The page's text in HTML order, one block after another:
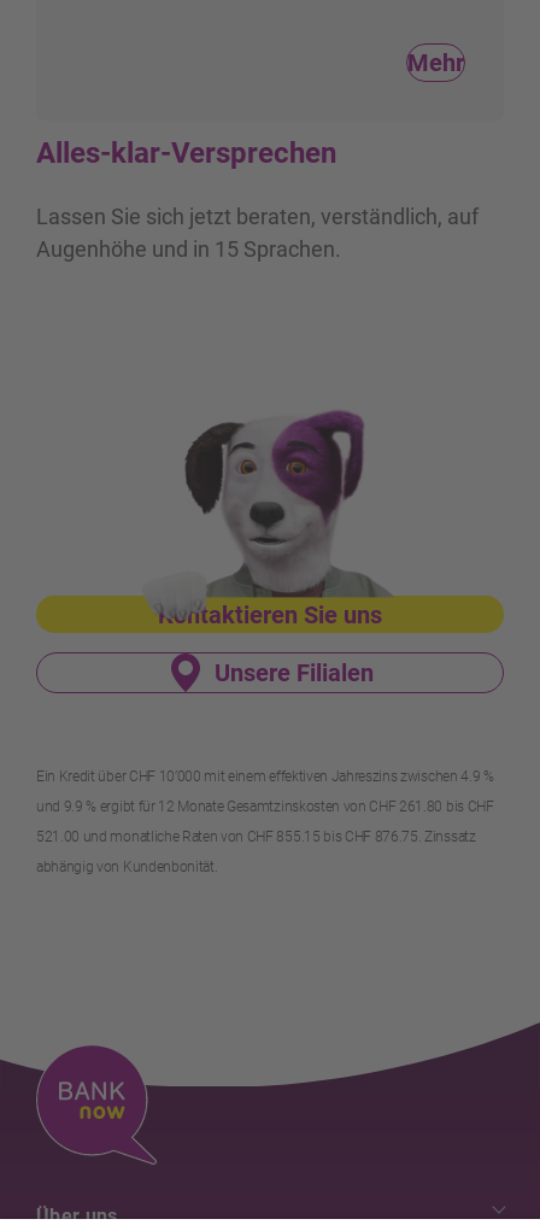
Mehr
Alles-klar-Versprechen
Lassen Sie sich jetzt beraten, verständlich, auf
Augenhöhe und in 15 Sprachen.
Kontaktieren Sie uns
Unsere Filialen
Ein Kredit über CHF 10’000 mit einem effektiven Jahreszins zwischen 4.9 %
und 9.9 % ergibt für 12 Monate Gesamtzinskosten von CHF 261.80 bis CHF
521.00 und monatliche Raten von CHF 855.15 bis CHF 876.75. Zinssatz
abhängig von Kundenbonität.
Über uns